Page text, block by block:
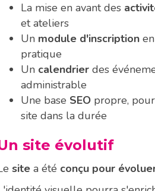
La mise en avant des
et ateliers
Un module d'inscription
pratique
Un calendrier des
administrable
Une base SEO propre,
site dans la durée
site évolutif
site a été conçu pour